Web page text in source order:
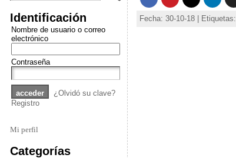
Identificación
Nombre de usuario o correo
electrónico
Contraseña
¿Olvidó su clave?
Registro
Mi perfil
Categorías
Fecha: 30-10-18 | Etiquetas: